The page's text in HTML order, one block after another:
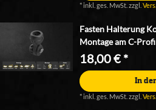
*inkl. ges. MwSt. zzgl.
Fasten Halterung
Montage am C-
18,00 € *
In
*inkl. ges. MwSt. zzgl.